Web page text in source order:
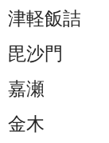
津軽
毘沙
嘉瀬
金木